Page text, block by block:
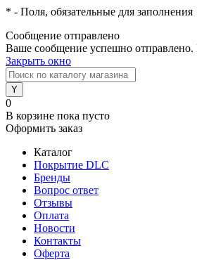
* - Поля, обязательные для заполнения
Сообщение отправлено
Ваше сообщение успешно
Закрыть окно
0
В корзине пока пусто
Оформить заказ
Каталог
Покрытие DLC
Бренды
Вопрос ответ
Отзывы
Оплата
Новости
Контакты
Оферта